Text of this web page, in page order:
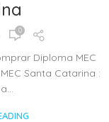
0
Diploma MEC
Santa Catarina :